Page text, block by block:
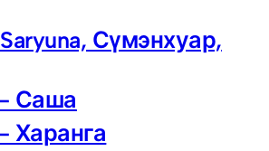
Сүмэнхуар,
Саша
Харанга